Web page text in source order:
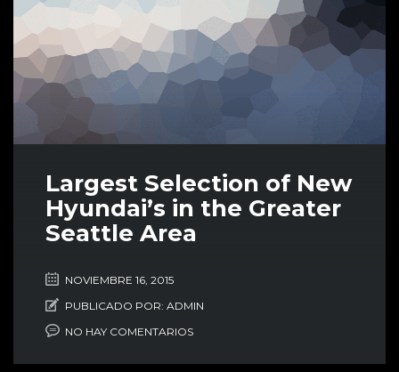
Largest Selection of New
Hyundai’s in the Greater
Seattle Area
NOVIEMBRE 16, 2015
PUBLICADO POR: ADMIN
NO HAY COMENTARIOS